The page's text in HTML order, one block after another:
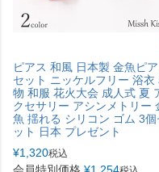
ピアス 和風 日本製 金魚ピア
セット ニッケルフリー 浴衣
物 和服 花火大会 成人式 夏
クセサリー アシンメトリー
魚 揺れる シリコン ゴム 3個
ット 日本 プレゼント
¥1,320税込